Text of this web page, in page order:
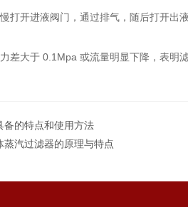
开进液阀门，通过排气，随后打开出
大于 0.1Mpa 或流量明显下降，表明
备的特点和使用方法
蒸汽过滤器的原理与特点